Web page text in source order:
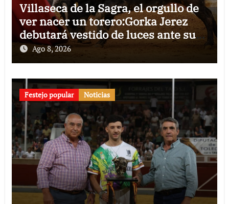
Villaseca de la Sagra, el orgullo de
ver nacer un torero:Gorka Jerez
debutará vestido de luces ante su
pueblo
Ago 8, 2026
Festejo popular Noticias